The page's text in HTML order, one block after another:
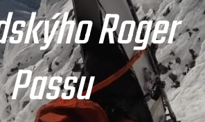
Roger
Passu